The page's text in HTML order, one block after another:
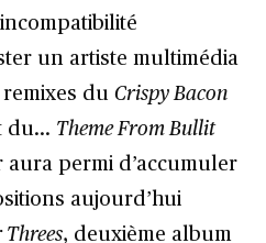
un artiste multimédia
remixes duCrispy Bacon
du… Theme From Bullit
aura permi d’accumuler
aujourd’hui
Threes, deuxième album